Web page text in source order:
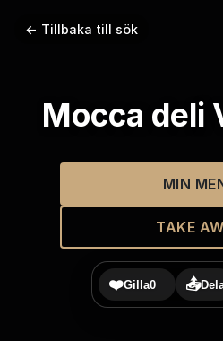
← Tillbaka till sök
Mocca deli
MIN
TAKE
❤️Gilla0 📤